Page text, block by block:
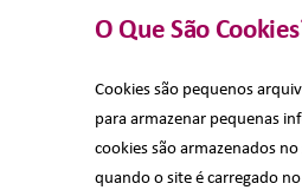
O Que São
Cookies são pequenos
para armazenar pequenas
cookies são armazenados
quando o site é carregado